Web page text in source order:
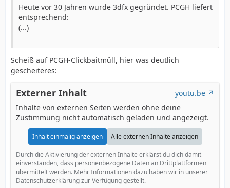
Heute vor 30 Jahren wurde 3dfx gegründet. PCGH liefert
entsprechend:
(...)
Scheiß auf PCGH-Clickbaitmüll, hier was deutlich
gescheiteres:
Externer Inhalt
youtu.be
Inhalte von externen Seiten werden ohne deine
Zustimmung nicht automatisch geladen und angezeigt.
Inhalt einmalig anzeigen Alle externen Inhalte anzeigen
Durch die Aktivierung der externen Inhalte erklärst du dich damit
einverstanden, dass personenbezogene Daten an Drittplattformen
übermittelt werden. Mehr Informationen dazu haben wir in unserer
Datenschutzerklärung zur Verfügung gestellt.